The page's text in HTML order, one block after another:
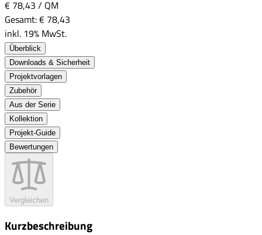
€ 78,43 / QM
Gesamt:€ 78,43
inkl. 19% MwSt.
Überblick
Downloads & Sicherheit
Projektvorlagen
Zubehör
Aus der Serie
Kollektion
Projekt-Guide
Bewertungen
Vergleichen
Kurzbeschreibung